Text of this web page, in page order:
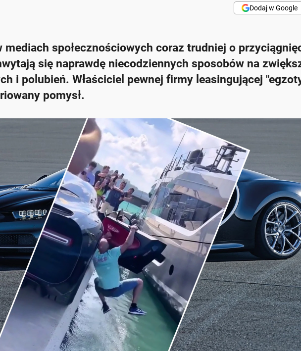
Dodaj w Google
mediach społecznościowych coraz trudniej o
się naprawdę niecodziennych sposobów na
i polubień. Właściciel pewnej firmy leasingującej
pomysł.